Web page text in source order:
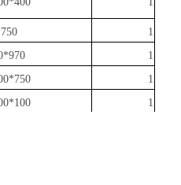
1
1
1
1